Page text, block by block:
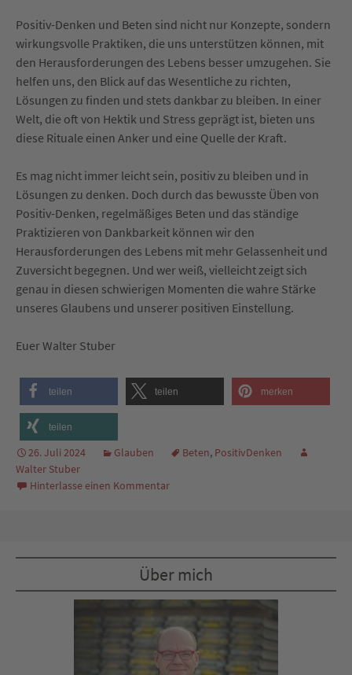
Positiv-Denken und Beten sind nicht nur Konzepte, sondern
wirkungsvolle Praktiken, die uns unterstützen können, mit
den Herausforderungen des Lebens besser umzugehen. Sie
helfen uns, den Blick auf das Wesentliche zu richten,
Lösungen zu finden und stets dankbar zu bleiben. In einer
Welt, die oft von Hektik und Stress geprägt ist, bieten uns
diese Rituale einen Anker und eine Quelle der Kraft.
Es mag nicht immer leicht sein, positiv zu bleiben und in
Lösungen zu denken. Doch durch das bewusste Üben von
Positiv-Denken, regelmäßiges Beten und das ständige
Praktizieren von Dankbarkeit können wir den
Herausforderungen des Lebens mit mehr Gelassenheit und
Zuversicht begegnen. Und wer weiß, vielleicht zeigt sich
genau in diesen schwierigen Momenten die wahre Stärke
unseres Glaubens und unserer positiven Einstellung.
Euer Walter Stuber
teilen teilen merken
teilen
26. Juli 2024 Glauben Beten, PositivDenken
Walter Stuber
Hinterlasse einen Kommentar
Über mich